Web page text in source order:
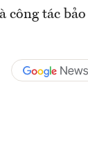
công tác